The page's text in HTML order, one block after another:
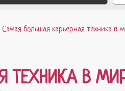
Самая большая карьерная техника
ТЕХНИКА В